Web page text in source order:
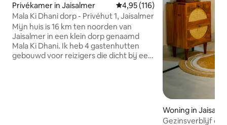
Privékamer in Jaisalmer Gemiddelde beoordeling van
4,95 (116)
Mala Ki Dhani dorp - Privéhut 1, Jaisalmer
Mijn huis is 16 km ten noorden van
Jaisalmer in een klein dorp genaamd
Mala Ki Dhani. Ik heb 4 gastenhutten
gebouwd voor reizigers die dicht bij een
Woning in
Gezinsverblijf op